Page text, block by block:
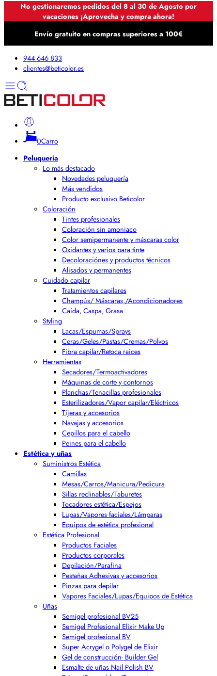
No gestionaremos pedidos del 8 al 30 de Agosto por
vacaciones ¡Aprovecha y compra ahora!
Envío gratuito en compras superiores a 100€
944 646 833
clientes@beticolor.es
0Carro
Peluquería
Lo más destacado
Novedades peluquería
Más vendidos
Producto exclusivo Beticolor
Coloración
Tintes profesionales
Coloración sin amoniaco
Color semipermanente y máscaras color
Oxidantes y varios para tinte
Decoloraciónes y productos técnicos
Alisados y permanentes
Cuidado capilar
Tratamientos capilares
Champús/ Máscaras,/Acondicionadores
Caída, Caspa, Grasa
Styling
Lacas/Espumas/Sprays
Ceras/Geles/Pastas/Cremas/Polvos
Fibra capilar/Retoca raices
Herramientas
Secadores/Termoactivadores
Máquinas de corte y contornos
Planchas/Tenacillas profesionales
Esterilizadores/Vapor capilar/Eléctricos
Tijeras y accesorios
Navajas y accesorios
Cepillos para el cabello
Peines para el cabello
Estética y uñas
Suministros Estética
Camillas
Mesas/Carros/Manicura/Pedicura
Sillas reclinables/Taburetes
Tocadores estética/Espejos
Lupas/Vapores faciales/Lámparas
Equipos de estética profesional
Estética Profesional
Productos Faciales
Productos corporales
Depilación/Parafina
Pestañas Adhesivas y accesorios
Pinzas para depilar
Vapores Faciales/Lupas/Equipos de Estética
Uñas
Semigel profesional BV25
Semigel Profesional Elixir Make Up
Semigel profesional BV
Super Acrygel o Polygel de Elixir
Gel de construcción- Builder Gel
Esmalte de uñas Nail Polish BV